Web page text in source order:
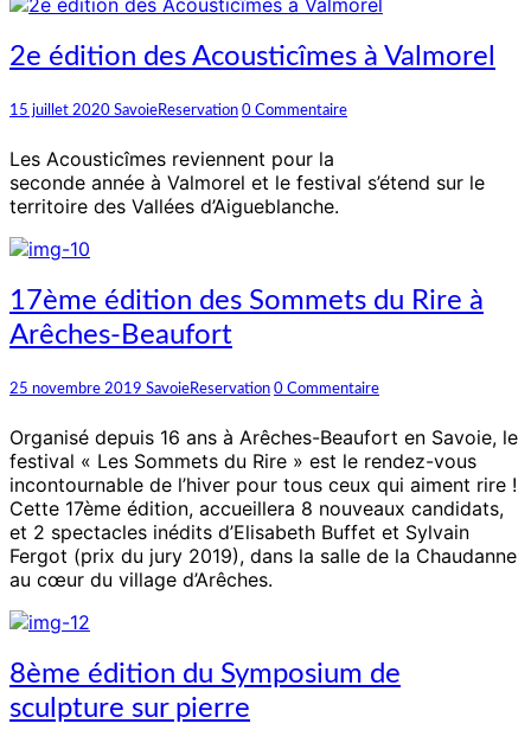
2e
édition
des
Acousticîmes
Valmorel
2e édition des Acousticîmes à Valmorel
15 juillet 2020 SavoieReservation Commentaires
0 Commentaire
Les Acousticîmes reviennent pour la
seconde année à Valmorel et le festival s’étend sur le
territoire des Vallées d’Aigueblanche.
17ème
édition
des
du
à
Arêches-
Beaufort
17ème édition des Sommets du Rire à
Arêches-Beaufort
25 novembre 2019 SavoieReservation Commentaires
0 Commentaire
Organisé depuis 16 ans à Arêches-Beaufort en Savoie, le
festival « Les Sommets du Rire » est le rendez-vous
incontournable de l’hiver pour tous ceux qui aiment rire !
Cette 17ème édition, accueillera 8 nouveaux candidats,
et 2 spectacles inédits d’Elisabeth Buffet et Sylvain
Fergot (prix du jury 2019), dans la salle de la Chaudanne
au cœur du village d’Arêches.
8ème
édition
du
8ème édition du Symposium de
sculpture sur pierre